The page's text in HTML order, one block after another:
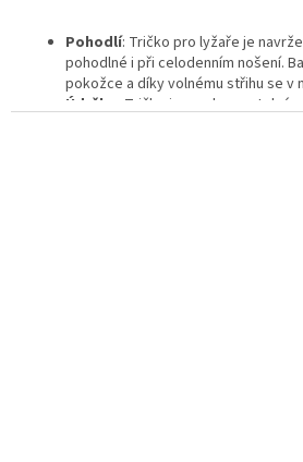
Pohodlí: Tričko pro lyžaře je
pohodlné i při celodenním nošení.
pokožce a díky volnému střihu se v
Údržba
: Tričko je snadno
°C, aby se zachovaly barvy a